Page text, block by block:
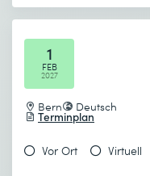
1
FEB
2027
Bern Deutsch
Terminplan
Vor Ort Virtuell